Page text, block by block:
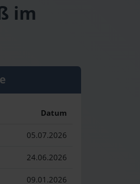
im
Datum
05.07.2026
24.06.2026
09.01.2026